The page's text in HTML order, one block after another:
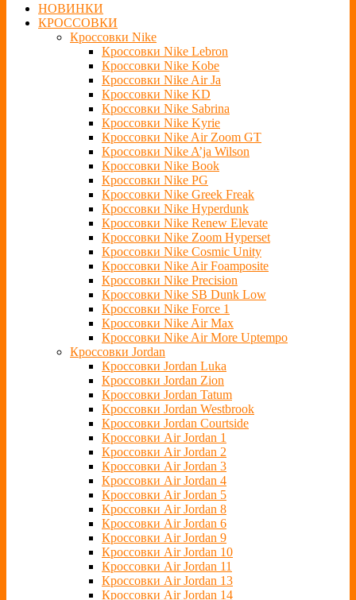
НОВИНКИ
КРОССОВКИ
Кроссовки Nike
Кроссовки Nike Lebron
Кроссовки Nike Kobe
Кроссовки Nike Air Ja
Кроссовки Nike KD
Кроссовки Nike Sabrina
Кроссовки Nike Kyrie
Кроссовки Nike Air Zoom GT
Кроссовки Nike A’ja Wilson
Кроссовки Nike Book
Кроссовки Nike PG
Кроссовки Nike Greek Freak
Кроссовки Nike Hyperdunk
Кроссовки Nike Renew Elevate
Кроссовки Nike Zoom Hyperset
Кроссовки Nike Cosmic Unity
Кроссовки Nike Air Foamposite
Кроссовки Nike Precision
Кроссовки Nike SB Dunk Low
Кроссовки Nike Force 1
Кроссовки Nike Air Max
Кроссовки Nike Air More Uptempo
Кроссовки Jordan
Кроссовки Jordan Luka
Кроссовки Jordan Zion
Кроссовки Jordan Tatum
Кроссовки Jordan Westbrook
Кроссовки Jordan Courtside
Кроссовки Air Jordan 1
Кроссовки Air Jordan 2
Кроссовки Air Jordan 3
Кроссовки Air Jordan 4
Кроссовки Air Jordan 5
Кроссовки Air Jordan 8
Кроссовки Air Jordan 6
Кроссовки Air Jordan 9
Кроссовки Air Jordan 10
Кроссовки Air Jordan 11
Кроссовки Air Jordan 13
Кроссовки Air Jordan 14